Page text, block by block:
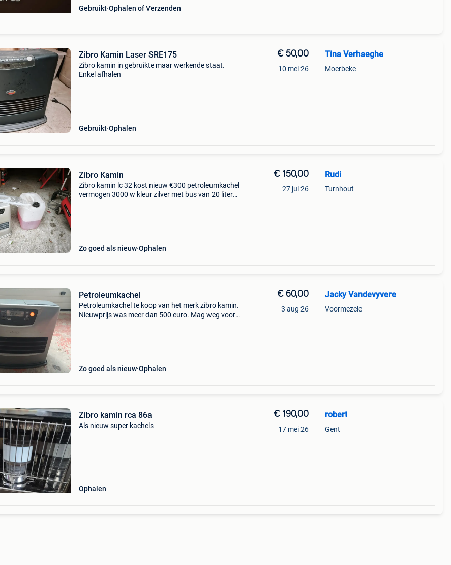
Gebruikt Ophalen of Verzenden
Zibro Kamin Laser SRE175
Zibro kamin in gebruikte maar werkende staat.
Enkel afhalen
Gebruikt Ophalen
€ 50,00
10 mei 26
Tina Verhaeghe
Moerbeke
Zibro Kamin
Zibro kamin lc 32 kost nieuw €300 petroleumkachel
vermogen 3000 w kleur zilver met bus van 20 liter
Zo goed als nieuw Ophalen
€ 150,00
27 jul 26
Rudi
Turnhout
Petroleumkachel
Petroleumkachel te koop van het merk zibro kamin.
Nieuwprijs was meer dan 500 euro. Mag weg voor
Zo goed als nieuw Ophalen
€ 60,00
3 aug 26
Jacky Vandevyvere
Voormezele
Zibro kamin rca 86a
Als nieuw super kachels
Ophalen
€ 190,00
17 mei 26
robert
Gent